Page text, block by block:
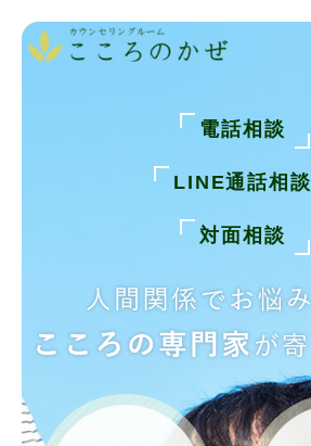
電話相談
LINE通話相談
対面相談